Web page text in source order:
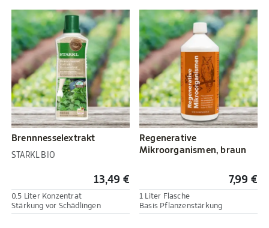
Brennnesselextrakt
STARKL BIO
13,49 €
0.5 Liter Konzentrat
Stärkung vor Schädlingen
Regenerative
Mikroorganismen, braun
7,99 €
1 Liter Flasche
Basis Pflanzenstärkung